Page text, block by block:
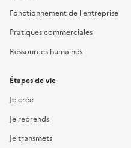
Fonctionnement de l'entreprise
Pratiques commerciales
Ressources humaines
Étapes de vie
Je crée
Je reprends
Je transmets